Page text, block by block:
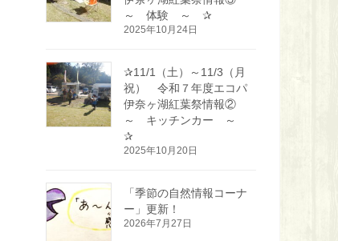
～ 体験 ～ ✰
2025年10月24日
✰11/1（土）～11/3（月
祝） 令和７年度エコパ
伊奈ヶ湖紅葉祭情報②
～ キッチンカー ～
✰
2025年10月20日
「季節の自然情報コーナ
ー」更新！
2026年7月27日